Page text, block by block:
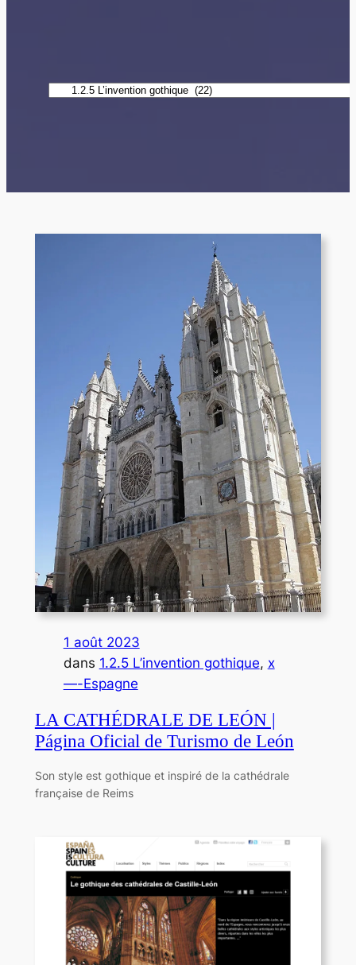
Catégories
1 août 2023
dans 1.2.5 L’invention gothique, x
—-Espagne
LA CATHÉDRALE DE LEÓN |
Página Oficial de Turismo de León
Son style est gothique et inspiré de la cathédrale
française de Reims